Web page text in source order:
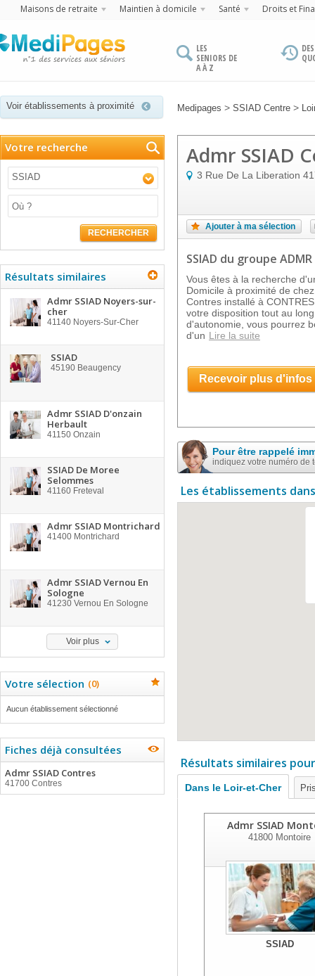
Maisons de retraite Maintien à domicile Santé Droits et
LES
SENIORS DE
A À Z
Voir établissements à proximité Medipages > SSIAD Centre >
Votre recherche
SSIAD
RECHERCHER
Résultats similaires
Admr SSIAD Noyers-sur-
cher
41140 Noyers-Sur-Cher
SSIAD
45190 Beaugency
Admr SSIAD D'onzain
Herbault
41150 Onzain
SSIAD De Moree
Selommes
41160 Freteval
Admr SSIAD Montrichard
41400 Montrichard
Admr SSIAD Vernou En
Sologne
41230 Vernou En Sologne
Voir plus
Votre sélection (0)
Aucun établissement sélectionné
Fiches déjà consultées
Admr SSIAD Contres
41700 Contres
Admr SSIAD
3 Rue De La Liberation
Ajouter à ma sélection
SSIAD du groupe ADMR
Vous êtes à la recherche
Domicile à proximité de
Contres installé à
votre disposition tout au
d'autonomie, vous pourrez
d'un Lire la suite
Recevoir plus d'infos
Pour être rappelé
indiquez votre numéro de
Les établissements
Résultats similaires
Dans le Loir-et-Cher
Admr SSIAD
41800 Montoire
SSIAD